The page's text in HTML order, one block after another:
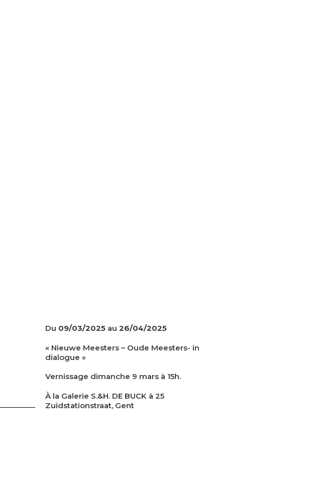
Du 09/03/2025 au 26/04/2025
« Nieuwe Meesters – Oude Meesters- in
dialogue »
Vernissage dimanche 9 mars à 15h.
À la Galerie S.&H. DE BUCK à 25
Zuidstationstraat, Gent